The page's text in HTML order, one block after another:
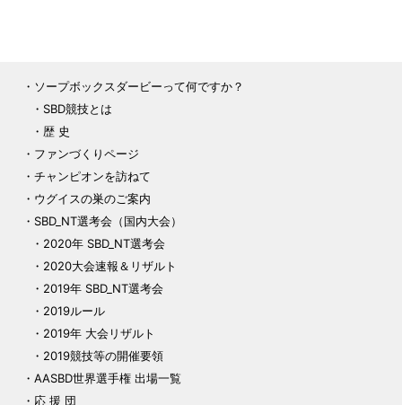
ソープボックスダービーって何ですか？
SBD競技とは
歴 史
ファンづくりページ
チャンピオンを訪ねて
ウグイスの巣のご案内
SBD_NT選考会（国内大会）
2020年 SBD_NT選考会
2020大会速報＆リザルト
2019年 SBD_NT選考会
2019ルール
2019年 大会リザルト
2019競技等の開催要領
AASBD世界選手権 出場一覧
応 援 団